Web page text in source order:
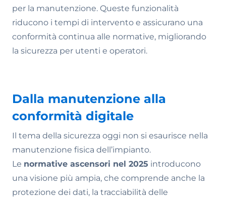
per la manutenzione. Queste funzionalità
riducono i tempi di intervento e assicurano una
conformità continua alle normative, migliorando
la sicurezza per utenti e operatori.
Dalla manutenzione alla
conformità digitale
Il tema della sicurezza oggi non si esaurisce nella
manutenzione fisica dell’impianto.
Le normative ascensori nel 2025 introducono
una visione più ampia, che comprende anche la
protezione dei dati, la tracciabilità delle